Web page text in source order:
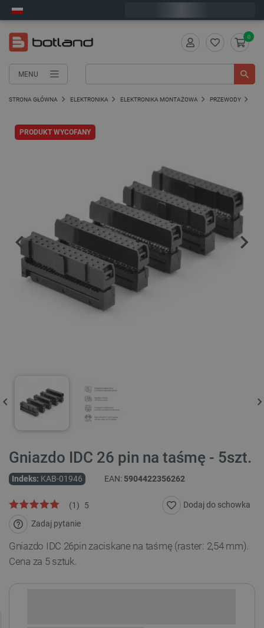
MENU
0
STRONA GŁÓWNA ELEKTRONIKA ELEKTRONIKA MONTAŻOWA PRZEWODY
PRODUKT WYCOFANY
Gniazdo IDC 26 pin na taśmę - 5szt.
Indeks: KAB-01946 EAN: 5904422356262
5
(1)
Zadaj pytanie
Dodaj do schowka
Gniazdo IDC 26pin zaciskane na taśmę (raster: 2,54 mm).
Cena za 5 sztuk.